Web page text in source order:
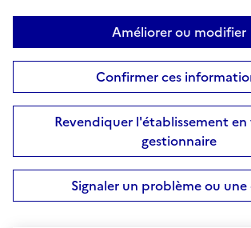
Améliorer ou modifier
Confirmer ces
Revendiquer l'établissement
gestionnaire
Signaler un problème ou une